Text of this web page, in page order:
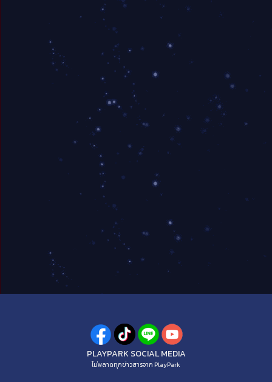
PLAYPARK SOCIAL MEDIA
ไม่พลาดทุกข่าวสารจาก PlayPark